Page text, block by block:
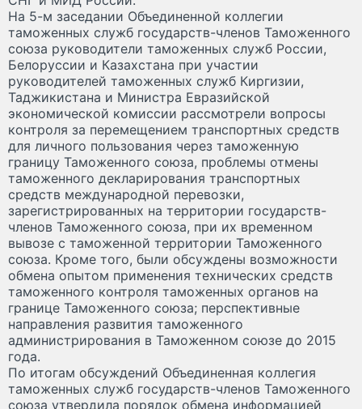
На 5-м заседании Объединенной коллегии
таможенных служб государств-членов Таможенного
союза руководители таможенных служб России,
Белоруссии и Казахстана при участии
руководителей таможенных служб Киргизии,
Таджикистана и Министра Евразийской
экономической комиссии рассмотрели вопросы
контроля за перемещением транспортных средств
для личного пользования через таможенную
границу Таможенного союза, проблемы отмены
таможенного декларирования транспортных
средств международной перевозки,
зарегистрированных на территории государств-
членов Таможенного союза, при их временном
вывозе с таможенной территории Таможенного
союза. Кроме того, были обсуждены возможности
обмена опытом применения технических средств
таможенного контроля таможенных органов на
границе Таможенного союза; перспективные
направления развития таможенного
администрирования в Таможенном союзе до 2015
года.
По итогам обсуждений Объединенная коллегия
таможенных служб государств-членов Таможенного
союза утвердила порядок обмена информацией